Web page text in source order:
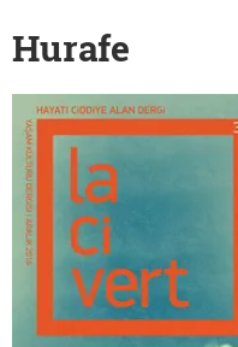
Hurafe